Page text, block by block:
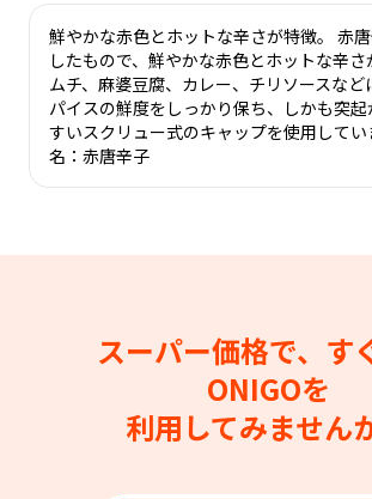
鮮やかな赤色とホットな辛さが特徴。 赤
したもので、鮮やかな赤色とホットな辛
ムチ、麻婆豆腐、カレー、チリソースなど
パイスの鮮度をしっかり保ち、しかも突
すいスクリュー式のキャップを使用してい
名：赤唐辛子
スーパー価格で、す
ONIGOを
利用してみません